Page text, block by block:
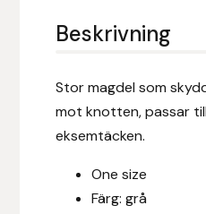
Beskrivning
Stor magdel som
mot knotten, passar
eksemtäcken.
One size
Färg: grå
Epona bokförlag